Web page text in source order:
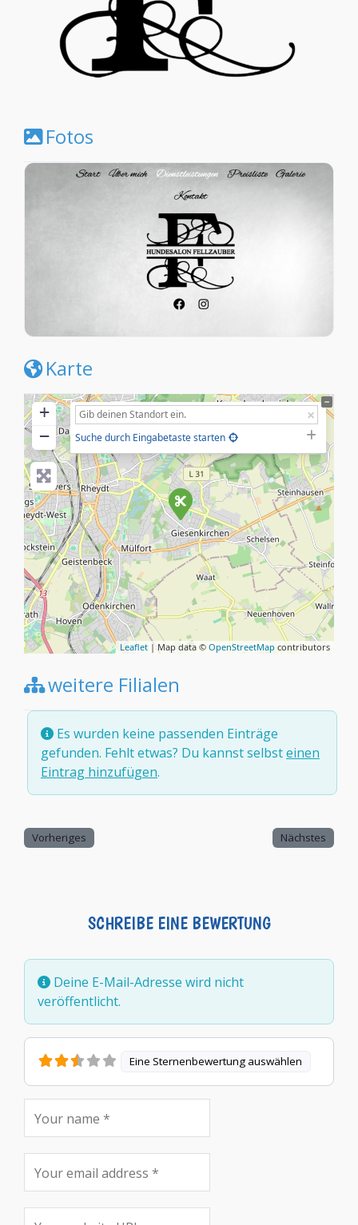
Fotos
Karte
+
−
Suche durch Eingabetaste starten
Leaflet | Map data © OpenStreetMap contributors
weitere Filialen
Es wurden keine passenden Einträge
gefunden. Fehlt etwas? Du kannst selbsteinen
Eintrag hinzufügen.
Vorheriges Nächstes
SCHREIBE EINE BEWERTUNG
Deine E-Mail-Adresse wird nicht
veröffentlicht.
Eine Sternenbewertung auswählen